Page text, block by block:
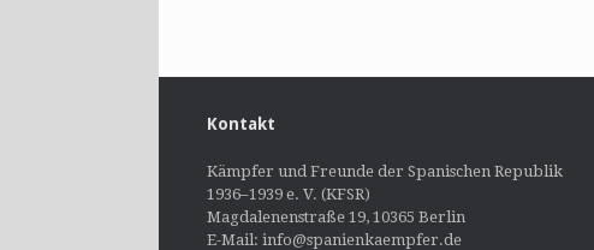
Kontakt
Kämpfer und Freunde der Spanischen Republik
1936–1939 e. V. (KFSR)
Magdalenenstraße 19, 10365 Berlin
E-Mail: info@spanienkaempfer.de